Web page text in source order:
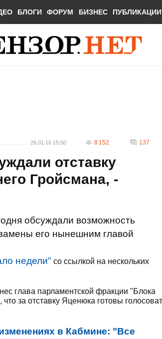
БЛОГИ ФОРУМ БИЗНЕС ПУБЛИКАЦИИ
26.01.16 15:50 8 152 137
отставку
Гройсмана, -
обсуждали возможность
его нынешним главой
недели" со ссылкой на нескольких
глава парламентской фракции "Блока
за отставку Яценюка готовы
в Кабмине: "Все